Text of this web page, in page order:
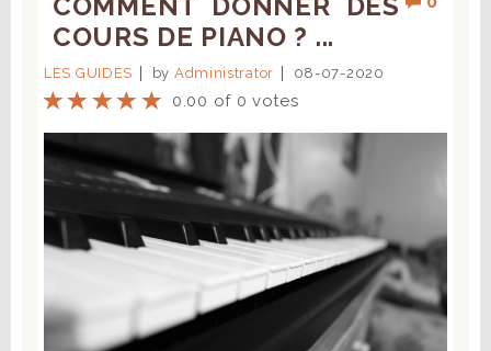
COURS DE PIANO ? ...
LES GUIDES by Administrator 08-07-2020
0.00 of 0 votes